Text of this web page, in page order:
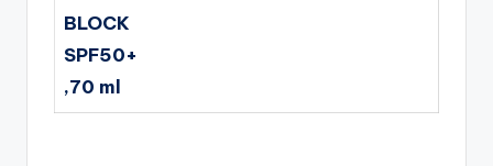
BLOCK
SPF50+
,70 ml